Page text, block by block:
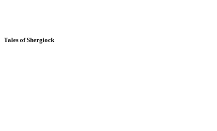
Tales of Shergiock